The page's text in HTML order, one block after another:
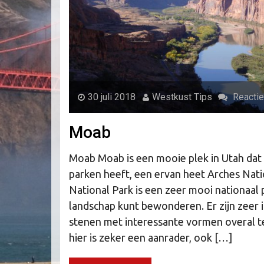
30 juli 2018 Westkust Tips
Moab
Moab Moab is een mooie plek in Utah
parken heeft, een ervan heet Arches
National Park is een zeer mooi nationaal
landschap kunt bewonderen. Er zijn
stenen met interessante vormen overal
hier is zeker een aanrader, ook […]